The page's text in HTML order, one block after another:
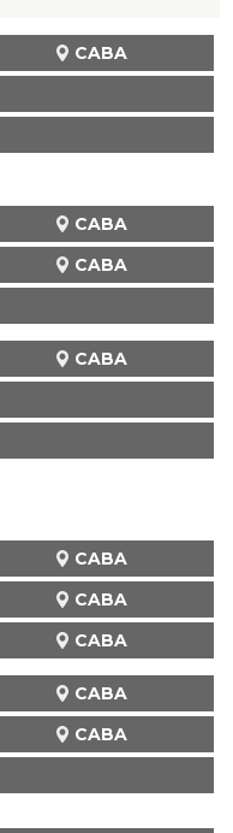
CABA
CABA
CABA
CABA
CABA
CABA
CABA
CABA
CABA